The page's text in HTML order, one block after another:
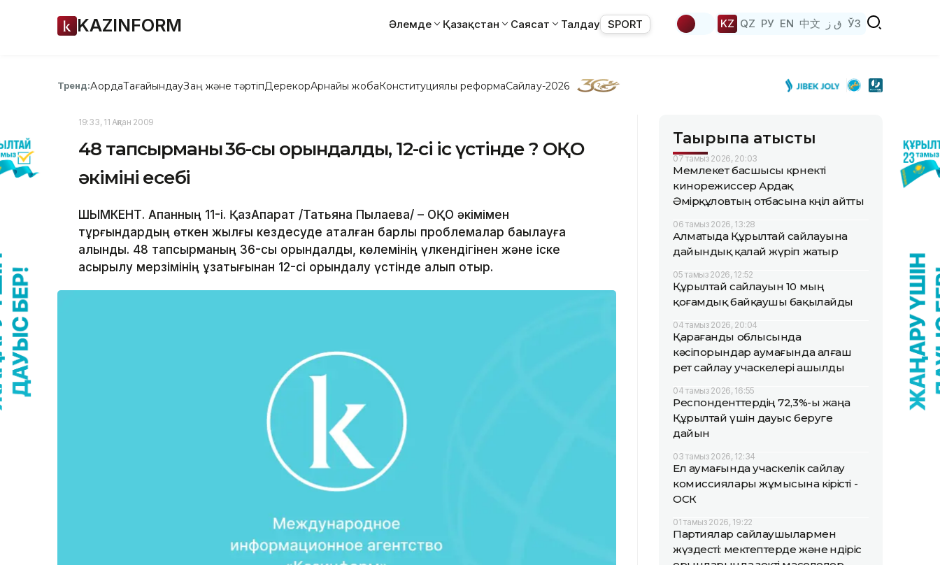
KAZINFORM Әлемде Қазақстан Саясат Талдау SPORT KZ QZ РУ EN 中文 ق ز ЎЗ
Тренд:АқордаТағайындауЗаң және тәртіпДерекқорАрнайы жобаКонституциялық реформаСайлау-2026
19:33, 11 Ақпан 2009
48 тапсырманың 36-сы орындалды, 12-сі іс үстінде ? ОҚО
әкімінің есебі
ШЫМКЕНТ. Ақпанның 11-і. ҚазАқпарат /Татьяна Пылаева/ – ОҚО әкімімен
тұрғындардың өткен жылғы кездесуде аталған барлық проблемалар бақылауға
алынды. 48 тапсырманың 36-сы орындалды, көлемінің үлкендігінен және іске
асырылу мерзімінің ұзақтығынан 12-сі орындалу үстінде қалып отыр.
Тақырыпқа қатысты
07 тамыз 2026, 20:03
Мемлекет басшысы көрнекті
кинорежиссер Ардақ
Әмірқұловтың отбасына көңіл айтты
06 тамыз 2026, 13:28
Алматыда Құрылтай сайлауына
дайындық қалай жүріп жатыр
05 тамыз 2026, 12:52
Құрылтай сайлауын 10 мың
қоғамдық байқаушы бақылайды
04 тамыз 2026, 20:04
Қарағанды облысында
кәсіпорындар аумағында алғаш
рет сайлау учаскелері ашылды
04 тамыз 2026, 16:55
Респонденттердің 72,3%-ы жаңа
Құрылтай үшін дауыс беруге
дайын
03 тамыз 2026, 12:34
Ел аумағында учаскелік сайлау
комиссиялары жұмысына кірісті -
ОСК
01 тамыз 2026, 19:22
Партиялар сайлаушылармен
жүздесті: мектептерде және өндіріс